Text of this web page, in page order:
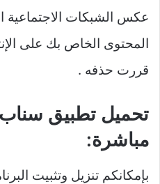
عكس الشبكات الاجتماعية
المحتوى الخاص بك على
قررت حذفه .
تحميل تطبيق
مباشرة:
بإمكانكم تنزيل وتثبيت